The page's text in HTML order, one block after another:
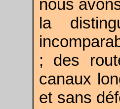
nous
la
; des
canaux
et sans